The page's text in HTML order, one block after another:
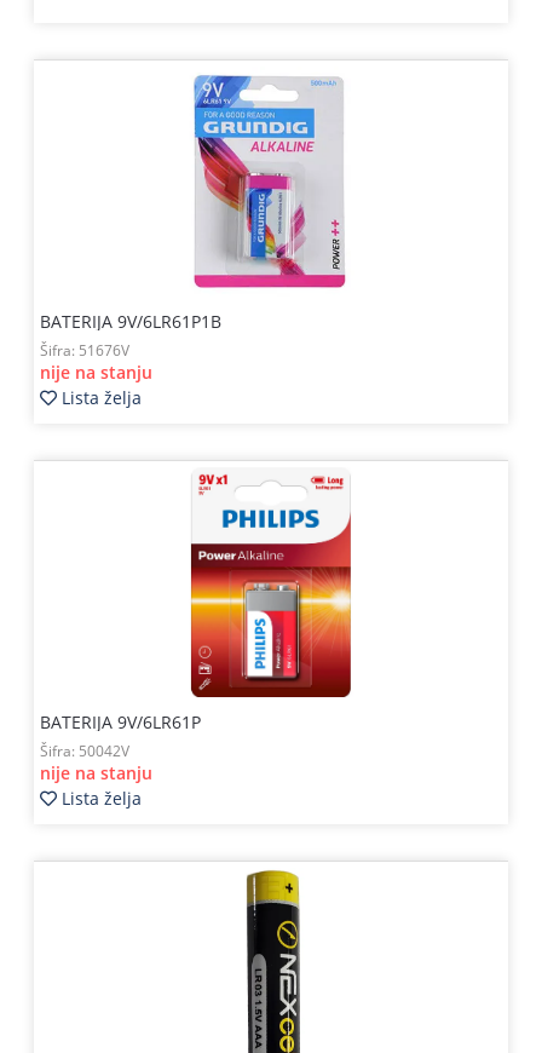
BATERIJA 9V/6LR61P1B
Šifra: 51676V
nije na stanju
Lista želja
BATERIJA 9V/6LR61P
Šifra: 50042V
nije na stanju
Lista želja